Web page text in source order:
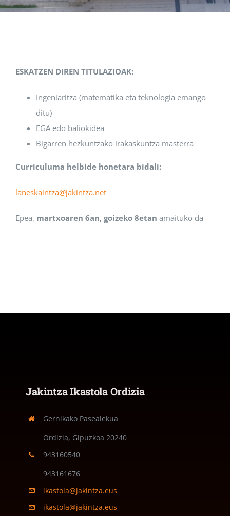
ESKATZEN DIREN TITULAZIOAK:
Ingeniaritza (matematika eta teknologia emango
ditu)
EGA edo baliokidea
Bigarren hezkuntzako irakaskuntza masterra
Curriculuma helbide honetara bidali:
laneskaintza@jakintza.net
Epea, martxoaren 6an, goizeko 8etan amaituko da
Jakintza Ikastola Ordizia
Gernikako Pasealekua
Ordizia, Gipuzkoa 20240
943160540
943161676
ikastola@jakintza.eus
ikastola@jakintza.eus